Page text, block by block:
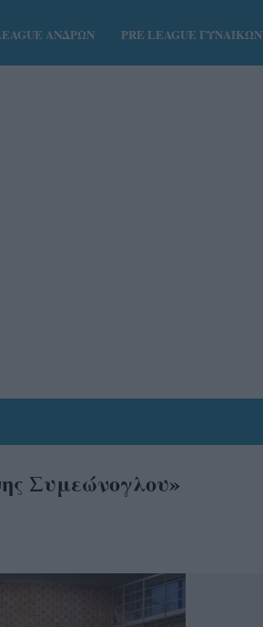
ΑΝΔΡΩΝ PRE LEAGUE ΓΥΝΑΙΚΩΝ
Συμεώνογλου»